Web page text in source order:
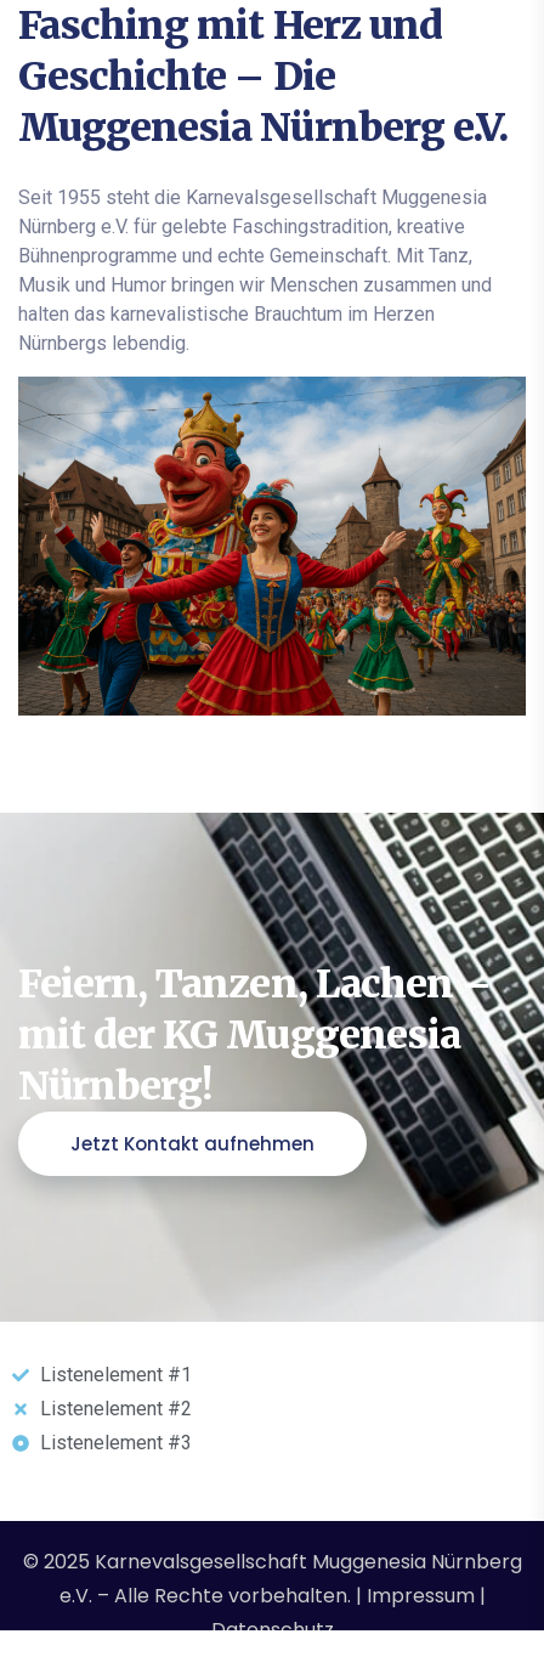
Fasching mit Herz und
Geschichte – Die
Muggenesia Nürnberg e.V.
Seit 1955 steht die Karnevalsgesellschaft Muggenesia
Nürnberg e.V. für gelebte Faschingstradition, kreative
Bühnenprogramme und echte Gemeinschaft. Mit Tanz,
Musik und Humor bringen wir Menschen zusammen und
halten das karnevalistische Brauchtum im Herzen
Nürnbergs lebendig.
Feiern, Tanzen, Lachen –
mit der KG Muggenesia
Nürnberg!
Jetzt Kontakt aufnehmen
Listenelement #1
Listenelement #2
Listenelement #3
© 2025 Karnevalsgesellschaft Muggenesia Nürnberg
e.V. – Alle Rechte vorbehalten. | Impressum |
Datenschutz